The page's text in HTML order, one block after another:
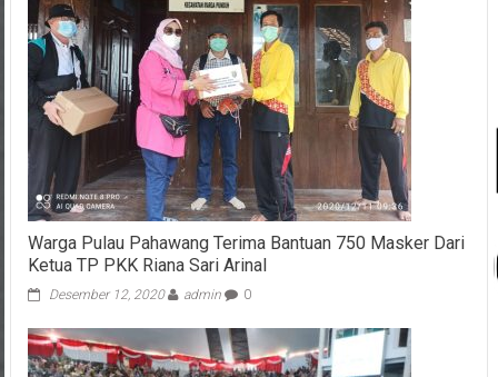
Warga Pulau Pahawang Terima Bantuan 750 Masker Dari
Ketua TP PKK Riana Sari Arinal
Desember 12, 2020 admin 0